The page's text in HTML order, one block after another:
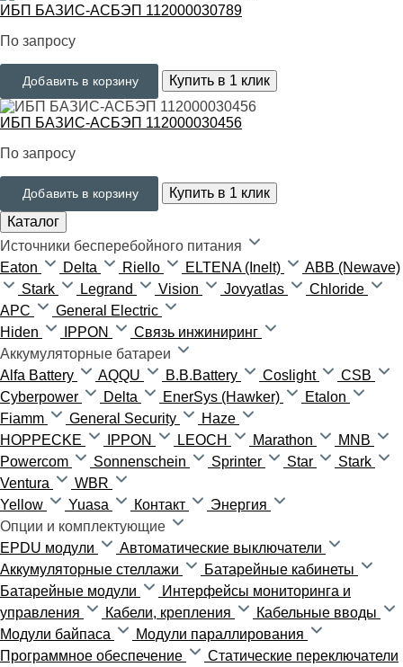
ИБП БАЗИС-АСБЭП 112000030789
По запросу
Добавить в корзину Купить в 1 клик
ИБП БАЗИС-АСБЭП 112000030456
По запросу
Добавить в корзину
Купить в 1 клик
Каталог
Источники бесперебойного питания
Eaton
Delta Riello ELTENA (Inelt)
ABB (Newave)
Stark
Legrand Vision Jovyatlas
Chloride
APC
General Electric
Hiden
IPPON
Связь инжиниринг
Аккумуляторные батареи
Alfa Battery
AQQU B.B.Battery Coslight
CSB
Cyberpower
Delta EnerSys (Hawker)
Etalon
Fiamm
General Security
Haze
HOPPECKE
IPPON LEOCH Marathon
MNB
Powercom
Sonnenschein Sprinter Star
Stark
Ventura
WBR
Yellow
Yuasa Контакт
Энергия
Опции и комплектующие
EPDU модули
Автоматические выключатели
Аккумуляторные стеллажи
Батарейные кабинеты
Батарейные модули
Интерфейсы мониторинга и
управления
Кабели, крепления
Кабельные вводы
Модули байпаса
Модули параллирования
Программное обеспечение
Статические переключатели